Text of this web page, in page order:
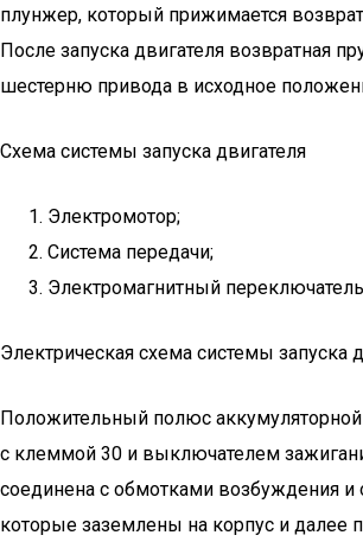
плунжер, который прижимается
После запуска двигателя возвратная
шестерню привода в исходное
Схема системы запуска двигателя
Электромотор;
Система передачи;
Электромагнитный
Электрическая схема системы запуска
Положительный полюс аккумуляторной
с клеммой 30 и выключателем
соединена с обмотками возбуждения и
которые заземлены на корпус и далее